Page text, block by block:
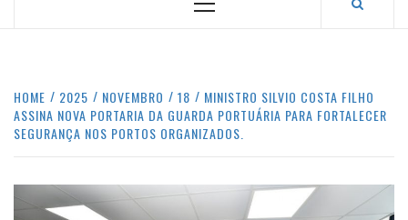
Primary
HOME 2025 NOVEMBRO 18
MINISTRO SILVIO COSTA FILHO
ASSINA NOVA PORTARIA DA GUARDA PORTUÁRIA PARA FORTALECER
SEGURANÇA NOS PORTOS ORGANIZADOS.